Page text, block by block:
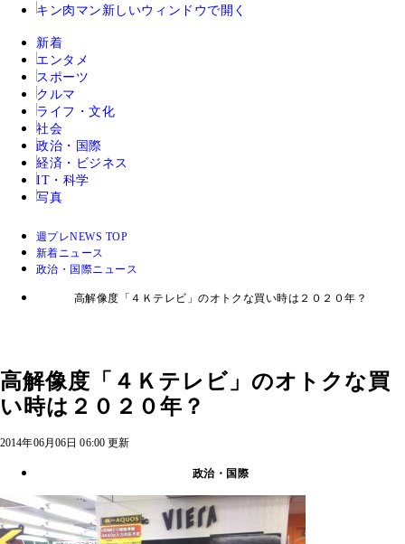
キン肉マン 新しいウィンドウで開く
新着
エンタメ
スポーツ
クルマ
ライフ・文化
社会
政治・国際
経済・ビジネス
IT・科学
写真
週プレNEWS TOP
新着ニュース
政治・国際ニュース
高解像度「４Ｋテレビ」のオトクな買い時は２０２０年？
高解像度「４Ｋテレビ」のオトクな買
い時は２０２０年？
2014年06月06日 06:00 更新
政治・国際